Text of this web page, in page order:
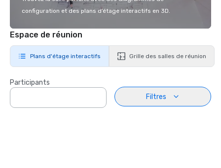
configuration et des plans d’étage interactifs en 3D.
Espace de réunion
Plans d'étage interactifs Grille des salles de réunion
Participants
Filtres